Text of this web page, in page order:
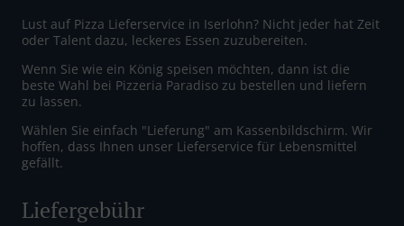
Lust auf Pizza Lieferservice in Iserlohn? Nicht jeder hat Zeit
oder Talent dazu, leckeres Essen zuzubereiten.
Wenn Sie wie ein König speisen möchten, dann ist die
beste Wahl bei Pizzeria Paradiso zu bestellen und liefern
zu lassen.
Wählen Sie einfach "Lieferung" am Kassenbildschirm. Wir
hoffen, dass Ihnen unser Lieferservice für Lebensmittel
gefällt.
Liefergebühr